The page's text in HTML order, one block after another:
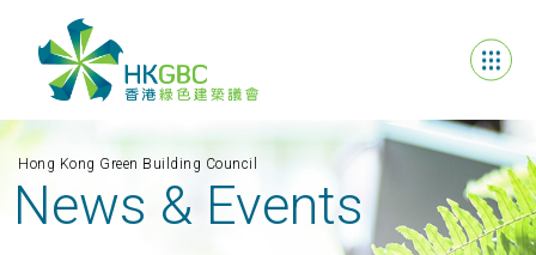
Hong Kong Green Building Council
News & Events